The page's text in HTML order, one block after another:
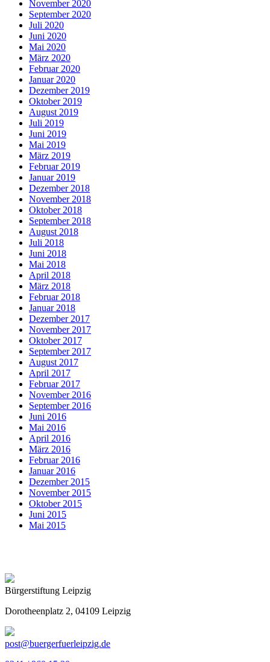
November 2020
September 2020
Juli 2020
Juni 2020
Mai 2020
März 2020
Februar 2020
Januar 2020
Dezember 2019
Oktober 2019
August 2019
Juli 2019
Juni 2019
Mai 2019
März 2019
Februar 2019
Januar 2019
Dezember 2018
November 2018
Oktober 2018
September 2018
August 2018
Juli 2018
Juni 2018
Mai 2018
April 2018
März 2018
Februar 2018
Januar 2018
Dezember 2017
November 2017
Oktober 2017
September 2017
August 2017
April 2017
Februar 2017
November 2016
September 2016
Juni 2016
Mai 2016
April 2016
März 2016
Februar 2016
Januar 2016
Dezember 2015
November 2015
Oktober 2015
Juni 2015
Mai 2015
Bürgerstiftung Leipzig
Dorotheenplatz 2, 04109 Leipzig
post@buergerfuerleipzig.de